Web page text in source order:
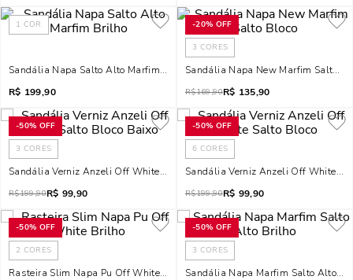
1 COR
Sandália Napa Salto Alto Marfim Brilho
R$ 199,90
-20% OFF
3 CORES
Sandália Napa New Marfim Salto
R$169,90R$ 135,90
-50% OFF
3 CORES
Sandália Verniz Anzeli Off White Salto Bloco Baixo
R$199,90R$ 99,90
-50% OFF
6 CORES
Sandália Verniz Anzeli Off White
R$199,90R$ 99,90
-50% OFF
2 CORES
Rasteira Slim Napa Pu Off White Brilho
-50% OFF
3 CORES
Sandália Napa Marfim Salto Alto